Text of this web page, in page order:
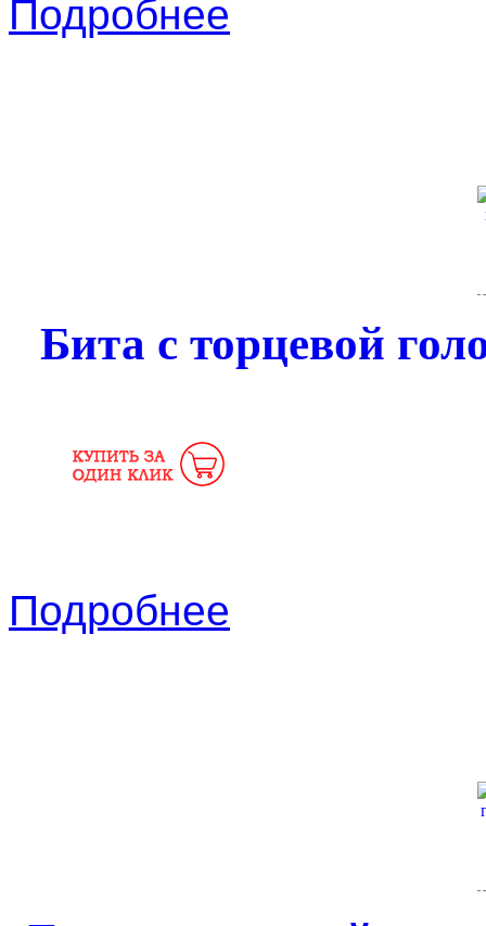
Подробнее
Бита с торцевой
Подробнее